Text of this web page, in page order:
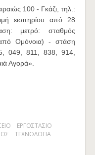
100 - Γκάζι, τηλ.:
εισιτηρίου από 28
μετρό: σταθμός
Ομόνοια) - στάση
049, 811, 838, 914,
Αγορά».
ΕΡΓΟΣΤΑΣΙΟ
ΤΕΧΝΟΛΟΓΙΑ